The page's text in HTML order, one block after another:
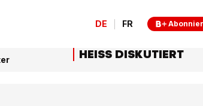
DE FR
HEISS DISKUTIERT